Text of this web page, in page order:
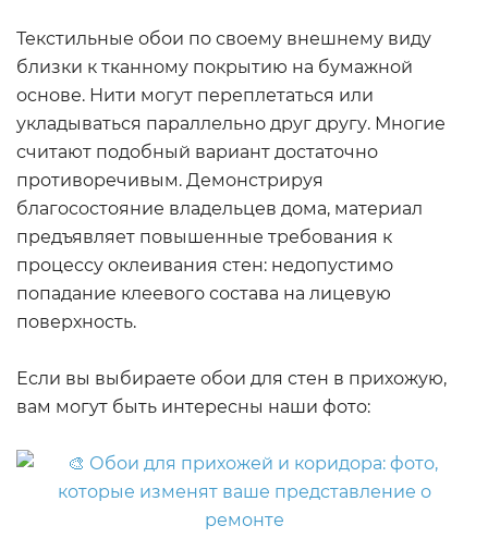
Текстильные обои по своему внешнему виду
близки к тканному покрытию на бумажной
основе. Нити могут переплетаться или
укладываться параллельно друг другу. Многие
считают подобный вариант достаточно
противоречивым. Демонстрируя
благосостояние владельцев дома, материал
предъявляет повышенные требования к
процессу оклеивания стен: недопустимо
попадание клеевого состава на лицевую
поверхность.
Если вы выбираете обои для стен в прихожую,
вам могут быть интересны наши фото: